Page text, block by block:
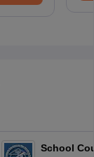
School